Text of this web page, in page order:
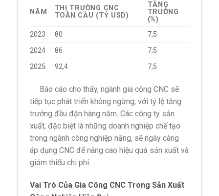
NĂM
THỊ TRƯỜNG CNC
TOÀN CẦU (TỶ USD)
TĂNG
TRƯỞNG
(%)
2023
80
7,5
2024
86
7,5
2025
92,4 7,5
Báo cáo cho thấy, ngành gia công CNC sẽ
tiếp tục phát triển không ngừng, với tỷ lệ tăng
trưởng đều đặn hàng năm. Các công ty sản
xuất, đặc biệt là những doanh nghiệp chế tạo
trong ngành công nghiệp nặng, sẽ ngày càng
áp dụng CNC để nâng cao hiệu quả sản xuất và
giảm thiểu chi phí.
Vai Trò Của Gia Công CNC Trong Sản Xuất